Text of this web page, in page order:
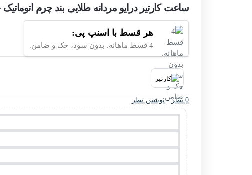
ساعت کارتیر درایو مردانه طلایی بند چرم اتوماتیک Cartier-4130-G
هر قسط با اسنپ پی:
4 قسط ماهانه. بدون سود، چک و ضامن.
0 نظر - نوشتن نظر